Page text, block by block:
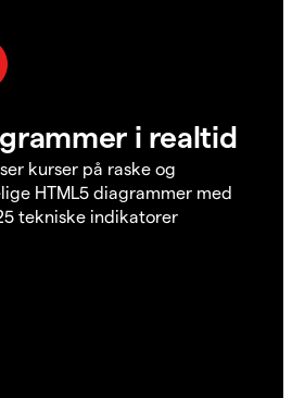
i realtid
kurser på raske og
HTML5 diagrammer med
tekniske indikatorer